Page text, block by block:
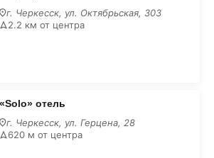
г. Черкесск, ул. Октябрьская, 303
2.2 км от центра
«Solo» отель
г. Черкесск, ул. Герцена, 28
620 м от центра